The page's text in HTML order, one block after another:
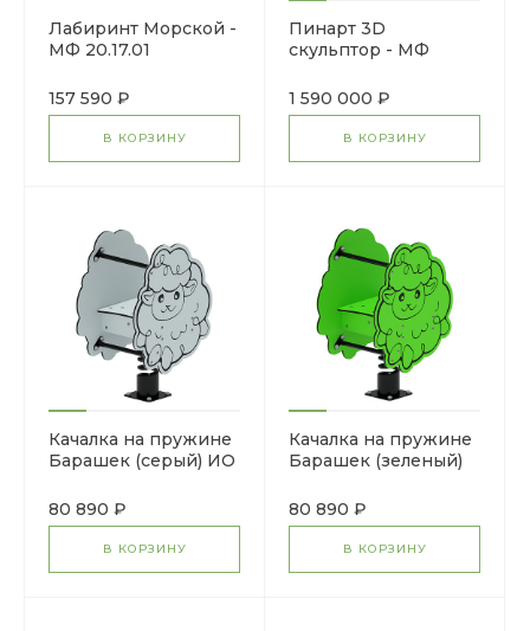
Лабиринт Морской -
МФ 20.17.01
157 590 ₽
В КОРЗИНУ
Пинарт 3D
скульптор - МФ
1 590 000 ₽
В КОРЗИНУ
Качалка на пружине
Барашек (серый) ИО
80 890 ₽
В КОРЗИНУ
Качалка на пружине
Барашек (зеленый)
80 890 ₽
В КОРЗИНУ